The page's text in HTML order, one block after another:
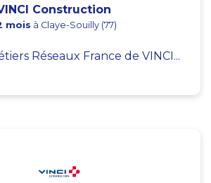
Construction
mois à Claye-Souilly (77)
Réseaux France de VINCI...